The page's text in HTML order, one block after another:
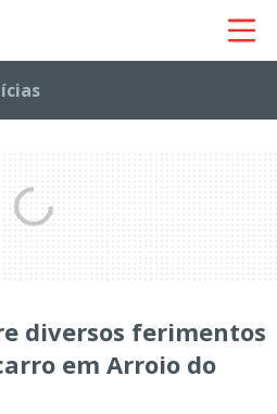
diversos ferimentos
em Arroio do